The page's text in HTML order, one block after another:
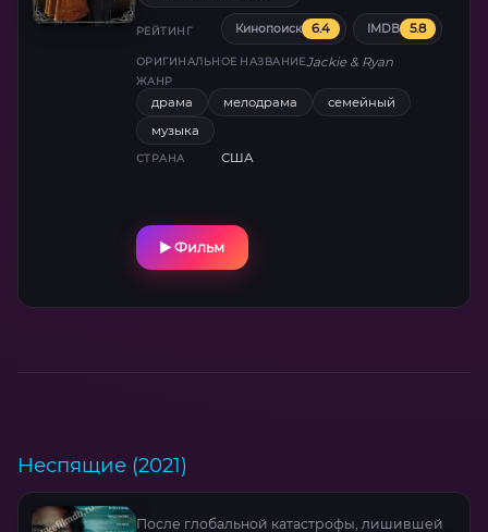
изменить их жизни навсегда…
РЕЙТИНГ Кинопоиск 6.4 IMDB 5.8
ОРИГИНАЛЬНОЕ НАЗВАНИЕJackie & Ryan
ЖАНР
драма мелодрама
семейный
музыка
СТРАНА США
Фильм
Неспящие (2021)
После глобальной катастрофы, лишившей